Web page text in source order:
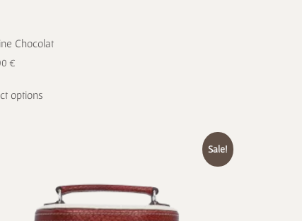
Chocolat
€
options
Sale!